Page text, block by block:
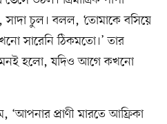
সাদা চুল। বলল, ‘তোমাকে বসিয়ে
সারেনি ঠিকমতো।’ তার
হলো, যদিও আগে কখনো
প্রাণী মারতে আফ্রিকা